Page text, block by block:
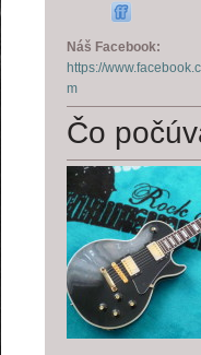
Náš Facebook:
https://
m
Čo